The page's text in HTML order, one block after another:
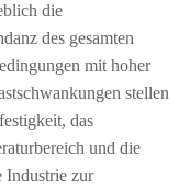
die
des gesamten
mit hoher
stellen
das
und die
Industrie zur